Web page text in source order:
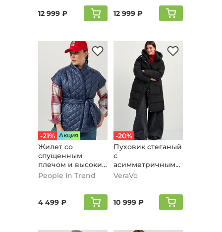
12 999 ₽
12 999 ₽
-21% Aкция
Жилет со
спущенным
плечом и высоким
воротом, темно-
синий
People In Trend
4 499 ₽
-20%
Пуховик стеганый
с
асимметричными
карманами,
VeraVo
10 999 ₽